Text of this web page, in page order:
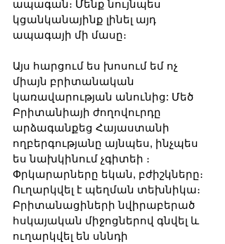
ապագան։ Մենք նույնպես
կցանկանայինք լինել այդ
ապագայի մի մասը։
Այս հարցում ես խոսում եմ ոչ
միայն բրիտանական
կառավարության անունից: Մեծ
Բրիտանիայի ժողովուրդը
արձագանքեց Հայաստանի
ողբերգությանը այնպես, ինչպես
ես նախկինում չգիտեի ։
Փրկարարները եկան, բժիշկները։
Ուղարկվել է պեղման տեխնիկա։
Բրիտանացիների նվիրաբերած
հսկայական միջոցներով գնվել և
ուղարկվել են սննդի